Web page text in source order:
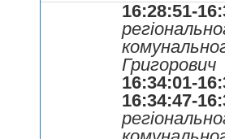
16:28:51-
Григорович
16:34:01-
16:34:47-